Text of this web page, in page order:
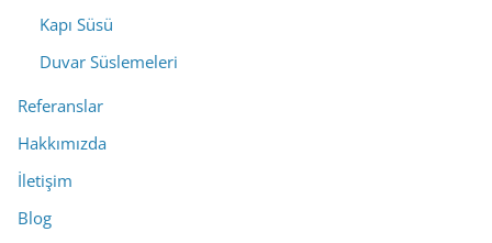
Kapı Süsü
Duvar Süslemeleri
Referanslar
Hakkımızda
İletişim
Blog